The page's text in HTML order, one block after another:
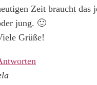
Zeit braucht das
jung. 🙂
Grüße!